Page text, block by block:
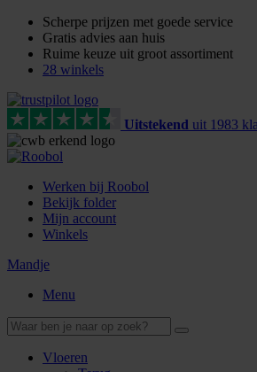
Scherpe prijzen met goede service
Gratis advies aan huis
Ruime keuze uit groot assortiment
28 winkels
Uitstekend uit 1983
Werken bij Roobol
Bekijk folder
Mijn account
Winkels
Mandje
Menu
Vloeren